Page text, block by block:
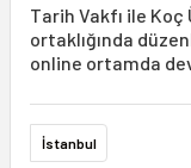
Tarih Vakfı ile
ortaklığında
online ortamda
İstanbul